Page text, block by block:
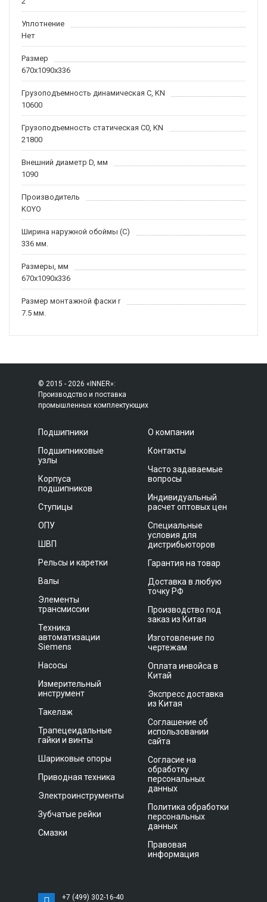
Уплотнение
Нет
Размер
670x1090x336
Грузоподъемность динамическая C, KN
10600
Грузоподъемность статическая C0, KN
21800
Внешний диаметр D, мм
1090
Производитель
KOYO
Ширина наружной обоймы (C)
336 мм.
Размеры, мм
670x1090x336
Размер монтажной фаски r
7.5 мм.
© 2015 - 2026 «INNER»:
Производство и поставка
промышленных комплектующих
Подшипники
Подшипниковые
узлы
Корпуса
подшипников
Ступицы
ОПУ
ШВП
Рельсы и каретки
Валы
Элементы
трансмиссии
Техника
автоматизации
Siemens
Насосы
Измерительный
инструмент
Такелаж
Трапецеидальные
гайки и винты
Шариковые опоры
Приводная техника
Электроинструменты
Зубчатые рейки
Смазки
О компании
Контакты
Часто задаваемые
вопросы
Индивидуальный
расчет оптовых цен
Специальные
условия для
дистрибьюторов
Гарантия на товар
Доставка в любую
точку РФ
Производство под
заказ из Китая
Изготовление по
чертежам
Оплата инвойса в
Китай
Экспресс доставка
из Китая
Соглашение об
использовании
сайта
Согласие на
обработку
персональных
данных
Политика обработки
персональных
данных
Правовая
информация
+7 (499) 302-16-40